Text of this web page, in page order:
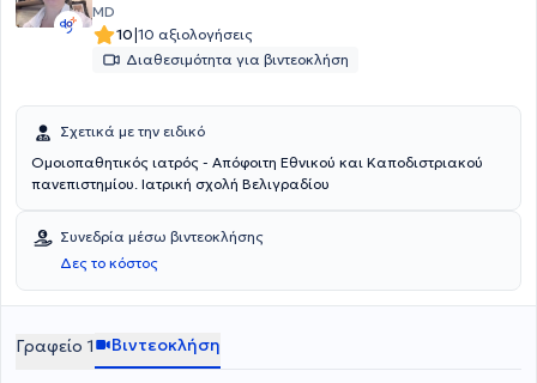
MD
10|10 αξιολογήσεις
Διαθεσιμότητα για βιντεοκλήση
Σχετικά με την ειδικό
Ομοιοπαθητικός ιατρός - Απόφοιτη Εθνικού και Καποδιστριακού
πανεπιστημίου. Ιατρική σχολή Βελιγραδίου
Συνεδρία μέσω βιντεοκλήσης
Δες το κόστος
Γραφείο 1 Βιντεοκλήση